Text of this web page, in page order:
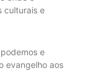
culturais e
e
evangelho aos